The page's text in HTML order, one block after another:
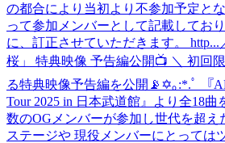
の都合により当初より不参加予定と
って参加メンバーとして記載してお
に、訂正させていただきます。 http...
桜」 特典映像 予告編公開📺 ＼ 初回
る特典映像予告編を公開📡✡｡:*.ﾟ 『
Tour 2025 in 日本武道館』より全18
数のOGメンバーが参加し世代を超え
ステージや 現役メンバーにとっては